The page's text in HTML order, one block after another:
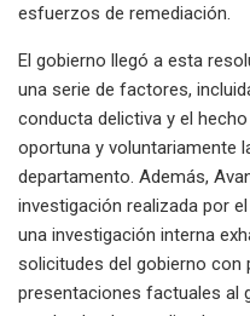
esfuerzos de remediación.
El gobierno llegó a esta
una serie de factores,
conducta delictiva y el
oportuna y voluntariamente
departamento. Además,
investigación realizada por
una investigación interna
solicitudes del gobierno con
presentaciones factuales al